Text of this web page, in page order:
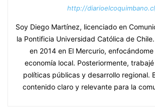
http://
Soy Diego Martínez, licenciado en
la Pontificia Universidad Católica de
en 2014 en El Mercurio,
economía local. Posteriormente,
políticas públicas y desarrollo regional.
contenido claro y relevante para la